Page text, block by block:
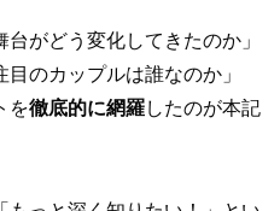
台がどう変化してきたのか」
目のカップルは誰なのか」
を徹底的に網羅したのが本記